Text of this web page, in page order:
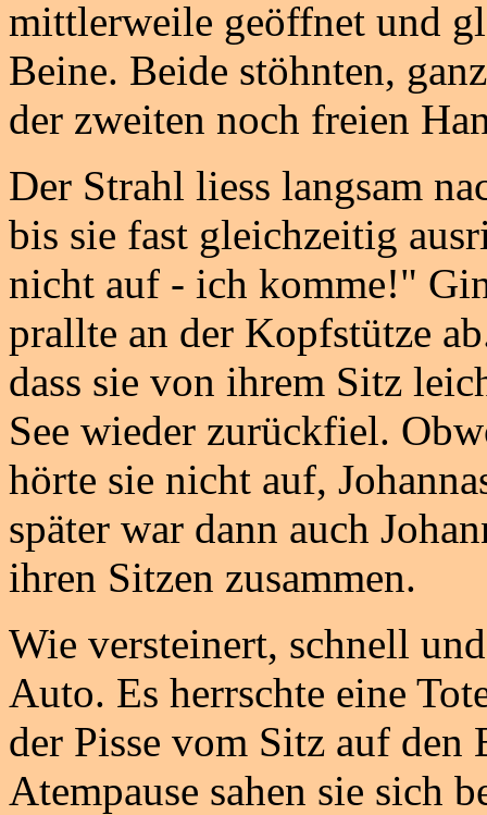
mittlerweile geöffnet und
Beine. Beide stöhnten,
der zweiten noch freien
Der Strahl liess langsam
bis sie fast gleichzeitig
nicht auf - ich komme!"
prallte an der Kopfstütze
dass sie von ihrem Sitz
See wieder zurückfiel.
hörte sie nicht auf,
später war dann auch
ihren Sitzen zusammen.
Wie versteinert, schnell
Auto. Es herrschte eine
der Pisse vom Sitz auf den
Atempause sahen sie sich